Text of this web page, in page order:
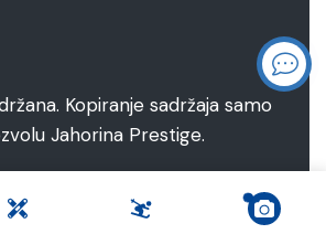
Kopiranje sadržaja samo
Jahorina Prestige.